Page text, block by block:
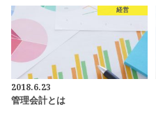
経営
2018.6.23
管理会計とは